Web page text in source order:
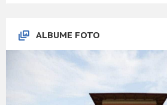
ALBUME FOTO